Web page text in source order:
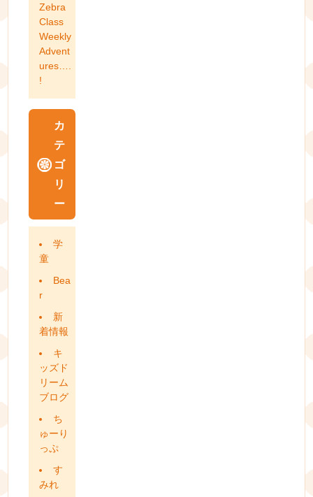
Zebra
Class
Weekly
Advent
ures….
!
カ
テ
ゴ
リ
ー
学
童
Bea
r
新
着情報
キ
ッズド
リーム
ブログ
ち
ゅーり
っぷ
す
みれ